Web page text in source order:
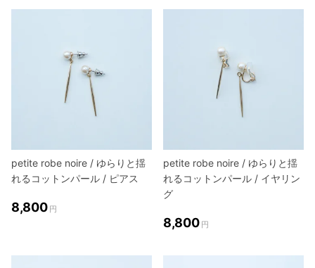
petite robe noire / ゆらりと揺
れるコットンパール / ピアス
8,800 円
petite robe noire / ゆらりと揺
れるコットンパール / イヤリン
グ
8,800 円